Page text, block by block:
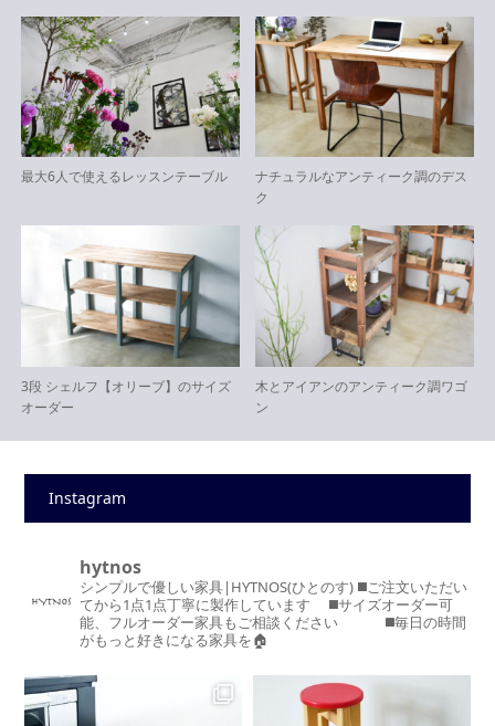
最大6人で使えるレッスンテーブル
ナチュラルなアンティーク調のデス
ク
3段 シェルフ【オリーブ】のサイズ
オーダー
木とアイアンのアンティーク調ワゴ
ン
Instagram
hytnos
シンプルで優しい家具|HYTNOS(ひとのす) ◼️ご注文いただい
てから1点1点丁寧に製作しています
◼️サイズオーダー可
能、フルオーダー家具もご相談ください
◼️毎日の時間
がもっと好きになる家具を🏠